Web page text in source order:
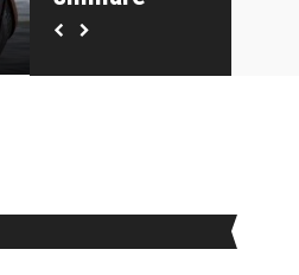
revistatango.ro Marea Dragoste
Ivan Patzaichin vrea sa recupereze